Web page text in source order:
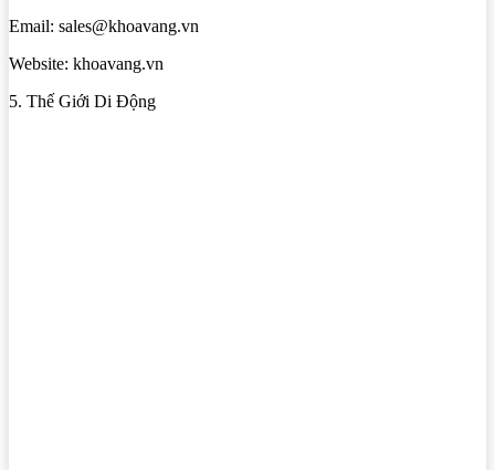
Email: sales@khoavang.vn
Website: khoavang.vn
5. Thế Giới Di Động